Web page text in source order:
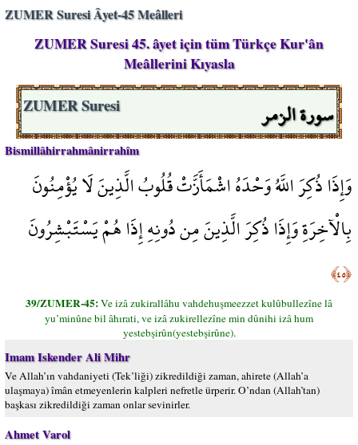
ZUMER Suresi Âyet-45 Meâlleri
ZUMER Suresi 45. âyet için tüm Türkçe Kur'ân
Meâllerini Kıyasla
سورة الزمر ZUMER Suresi
Bismillâhirrahmânirrahîm
وَإِذَا ذُكِرَ اللَّهُ وَحْدَهُ اشْمَأَزَّتْ قُلُوبُ الَّذِينَ لَا يُؤْمِنُونَ
بِالْآخِرَةِ وَإِذَا ذُكِرَ الَّذِينَ مِن دُونِهِ إِذَا هُمْ يَسْتَبْشِرُونَ
﴿٤٥﴾
39/ZUMER-45:Ve izâ zukirallâhu vahdehuşmeezzet kulûbullezîne lâ
yu’minûne bil âhırati, ve izâ zukirellezîne min dûnihi izâ hum
yestebşirûn(yestebşirûne).
Imam Iskender Ali Mihr
Ve Allah’ın vahdaniyeti (Tek’liği) zikredildiği zaman, ahirete (Allah’a
ulaşmaya) îmân etmeyenlerin kalpleri nefretle ürperir. O’ndan (Allah’tan)
başkası zikredildiği zaman onlar sevinirler.
Ahmet Varol